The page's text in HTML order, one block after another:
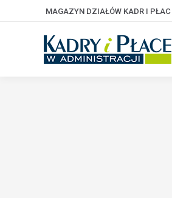
MAGAZYN DZIAŁÓW KADR I PŁAC